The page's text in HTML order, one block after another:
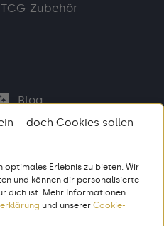
– doch Cookies sollen
optimales Erlebnis zu bieten. Wir
und können dir personalisierte
dich ist. Mehr Informationen
und unserer Cookie-
Zubehör
Blog